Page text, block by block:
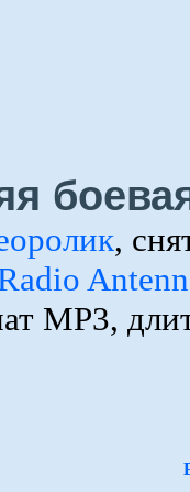
,
MP3,